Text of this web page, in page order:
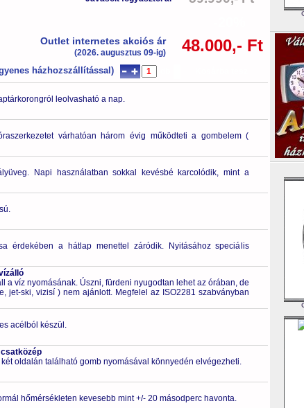
Outlet internetes akciós ár
(2026. augusztus 09-ig) 48.000,- Ft
házhozszállítással)
leolvasható a nap.
várhatóan három évig működteti a gombelem (
Napi használatban sokkal kevésbé karcolódik, mint a
érdekében a hátlap menettel záródik. Nyitásához speciális
a víz nyomásának. Úszni, fürdeni nyugodtan lehet az órában, de
jet-ski, vizisí ) nem ajánlott. Megfelel az ISO2281 szabványban
acélból készül.
oldalán található gomb nyomásával könnyedén elvégezheti.
hőmérsékleten kevesebb mint +/- 20 másodperc havonta.